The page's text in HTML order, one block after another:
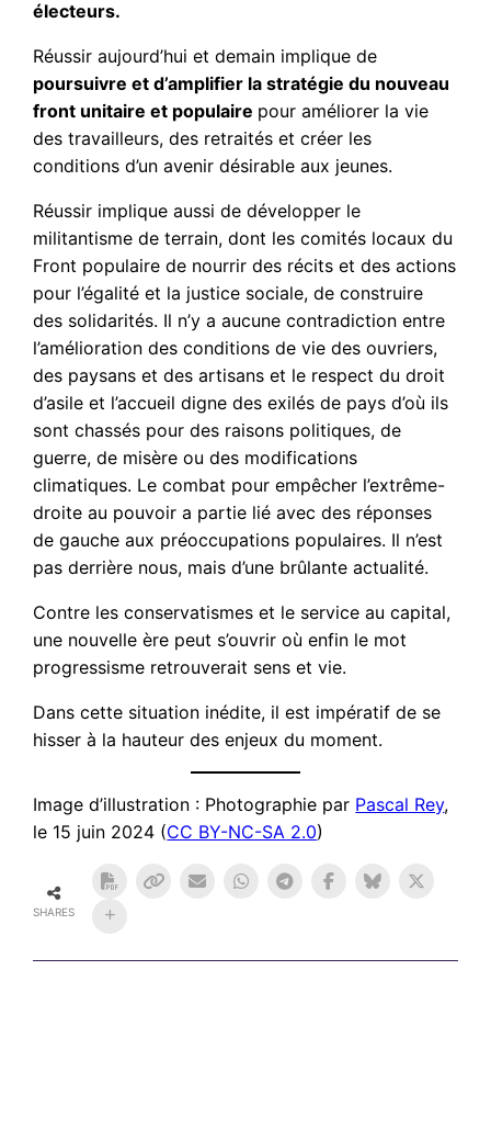
électeurs.
Réussir aujourd’hui et demain implique de
poursuivre et d’amplifier la stratégie du nouveau
front unitaire et populaire pour améliorer la vie
des travailleurs, des retraités et créer les
conditions d’un avenir désirable aux jeunes.
Réussir implique aussi de développer le
militantisme de terrain, dont les comités locaux du
Front populaire de nourrir des récits et des actions
pour l’égalité et la justice sociale, de construire
des solidarités. Il n’y a aucune contradiction entre
l’amélioration des conditions de vie des ouvriers,
des paysans et des artisans et le respect du droit
d’asile et l’accueil digne des exilés de pays d’où ils
sont chassés pour des raisons politiques, de
guerre, de misère ou des modifications
climatiques. Le combat pour empêcher l’extrême-
droite au pouvoir a partie lié avec des réponses
de gauche aux préoccupations populaires. Il n’est
pas derrière nous, mais d’une brûlante actualité.
Contre les conservatismes et le service au capital,
une nouvelle ère peut s’ouvrir où enfin le mot
progressisme retrouverait sens et vie.
Dans cette situation inédite, il est impératif de se
hisser à la hauteur des enjeux du moment.
Image d’illustration : Photographie par Pascal Rey,
le 15 juin 2024 (CC BY-NC-SA 2.0)
SHARES